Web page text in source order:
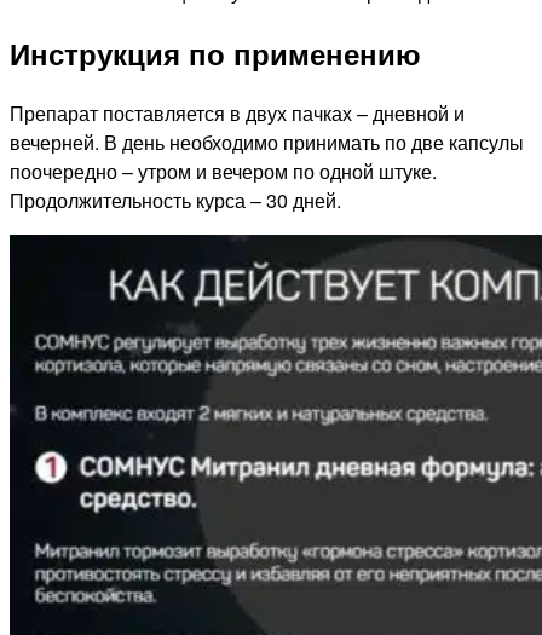
Инструкция по применению
Препарат поставляется в двух пачках – дневной и
вечерней. В день необходимо принимать по две капсулы
поочередно – утром и вечером по одной штуке.
Продолжительность курса – 30 дней.